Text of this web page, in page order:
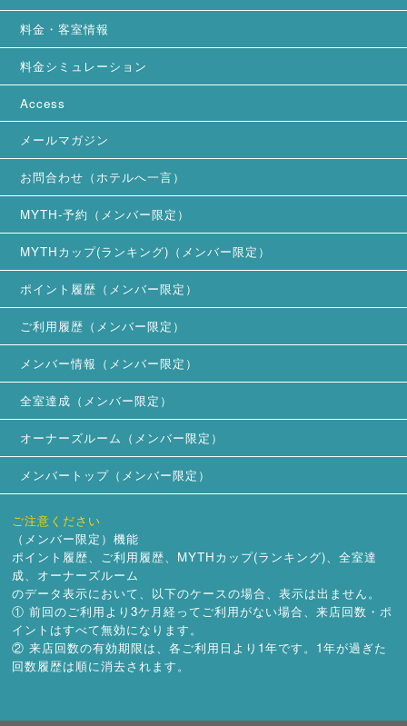
料金・客室情報
料金シミュレーション
Access
メールマガジン
お問合わせ（ホテルへ一言）
MYTH-予約（メンバー限定）
MYTHカップ(ランキング)（メンバー限定）
ポイント履歴（メンバー限定）
ご利用履歴（メンバー限定）
メンバー情報（メンバー限定）
全室達成（メンバー限定）
オーナーズルーム（メンバー限定）
メンバートップ（メンバー限定）
ご注意ください
（メンバー限定）機能
ポイント履歴、ご利用履歴、MYTHカップ(ランキング)、全室達
成、オーナーズルーム
のデータ表示において、以下のケースの場合、表示は出ません。
① 前回のご利用より3ケ月経ってご利用がない場合、来店回数・ポ
イントはすべて無効になります。
② 来店回数の有効期限は、各ご利用日より1年です。1年が過ぎた
回数履歴は順に消去されます。